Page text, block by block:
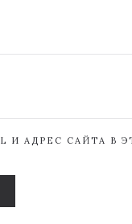
И АДРЕС САЙТА В